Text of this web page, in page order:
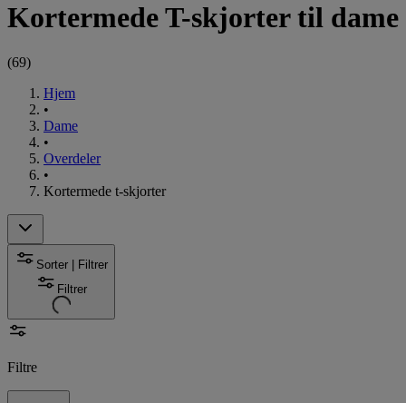
Kortermede T-skjorter til dame
(69)
Hjem
•
Dame
•
Overdeler
•
Kortermede t-skjorter
Sorter | Filtrer
Filtrer
Filtre